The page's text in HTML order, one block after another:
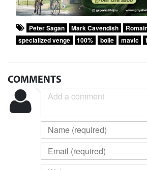
Peter Sagan Mark Cavendish
specialized venge
100% bolle mavic
COMMENTS